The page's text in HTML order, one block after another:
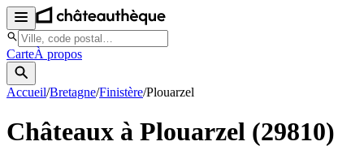
CarteÀ propos
Accueil/Bretagne/Finistère/Plouarzel
Châteaux à Plouarzel (29810)